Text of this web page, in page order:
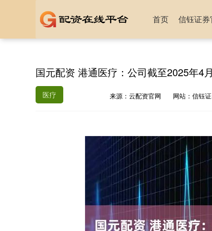
首页 信钰证券
国元配资 港通医疗：公司截至2025年4
医疗 来源：云配资官网 网站：信钰